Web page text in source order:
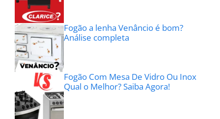
Fogão a lenha Venâncio é bom?
Análise completa
Fogão Com Mesa De Vidro Ou Inox
Qual o Melhor? Saiba Agora!